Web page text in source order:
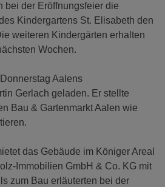
bei der Eröffnungsfeier die
Kindergartens St. Elisabeth den
weiteren Kindergärten erhalten
Wochen.
Aalens
Gerlach geladen. Er stellte
Bau & Gartenmarkt Aalen wie
das Gebäude im Königer Areal
Immobilien GmbH & Co. KG mit
zum Bau erläuterten bei der